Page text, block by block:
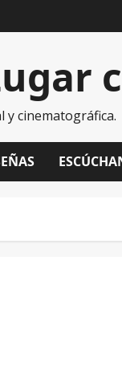
y cinematográfica.